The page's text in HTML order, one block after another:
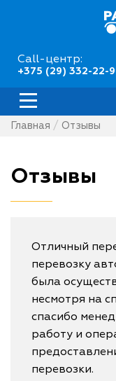
Call-центр:
+375 (29) 332-22-
Главная Отзывы
Отзывы
Отличный
перевозку
была
несмотря на
спасибо
работу и
перевозки.